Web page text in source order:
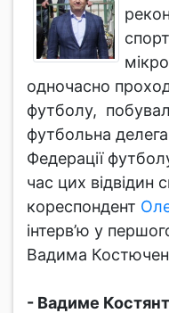
одночасно
футболу,
футбольна
Федерації
час цих відвідин
кореспондент
інтерв’ю у
Вадима
- Вадиме